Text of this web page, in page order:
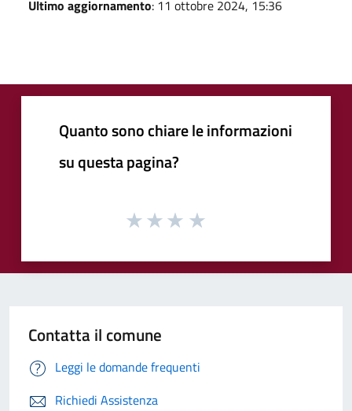
Ultimo aggiornamento: 11 ottobre 2024, 15:36
Quanto sono chiare le informazioni
su questa pagina?
Contatta il comune
Leggi le domande frequenti
Richiedi Assistenza